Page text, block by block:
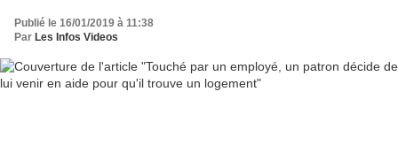
Publié le 16/01/2019 à 11:38
Par Les Infos Videos